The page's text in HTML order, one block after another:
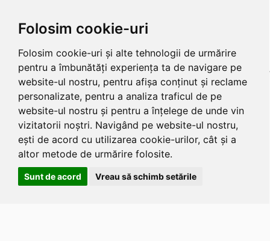
Folosim cookie-uri
Folosim cookie-uri și alte tehnologii de urmărire
pentru a îmbunătăți experiența ta de navigare pe
website-ul nostru, pentru afișa conținut și reclame
personalizate, pentru a analiza traficul de pe
website-ul nostru și pentru a înțelege de unde vin
vizitatorii noștri. Navigând pe website-ul nostru,
ești de acord cu utilizarea cookie-urilor, cât și a
altor metode de urmărire folosite.
Sunt de acord Vreau să schimb setările